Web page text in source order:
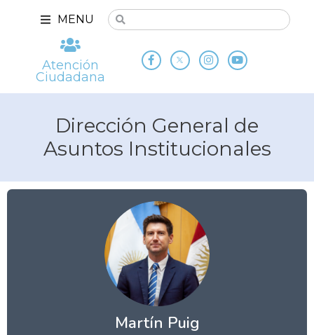
MENU
Atención
Ciudadana
Dirección General de
Asuntos Institucionales
Martín Puig